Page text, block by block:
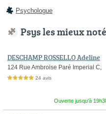
Psychologue
Psys les mieux
DESCHAMP ROSSELLO Adeline
124 Rue Ambroise Paré Imperial C,
5,0 étoiles sur 5 24 avis
Ouverte jusqu'à